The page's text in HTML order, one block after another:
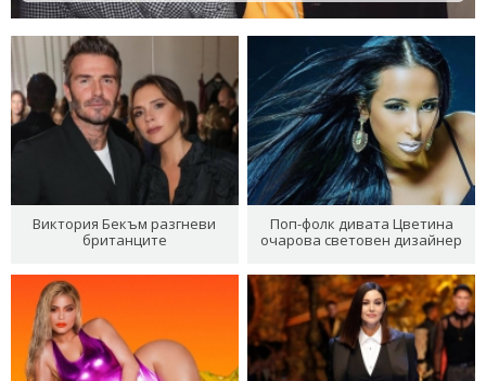
Виктория Бекъм разгневи
британците
Поп-фолк дивата Цветина
очарова световен дизайнер